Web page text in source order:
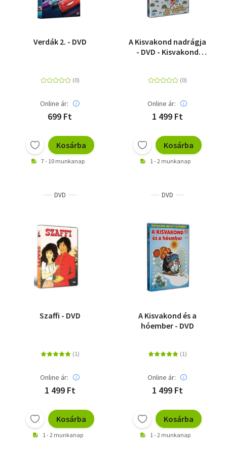
Verdák 2. - DVD
Online ár:
699 Ft
Kosárba
7 - 10 munkanap
A Kisvakond nadrágja
- DVD - Kisvakond
Online ár:
1 499 Ft
Kosárba
1 - 2 munkanap
DVD
Szaffi - DVD
Online ár:
1 499 Ft
Kosárba
1 - 2 munkanap
DVD
A Kisvakond és a
hóember - DVD
Online ár:
1 499 Ft
Kosárba
1 - 2 munkanap